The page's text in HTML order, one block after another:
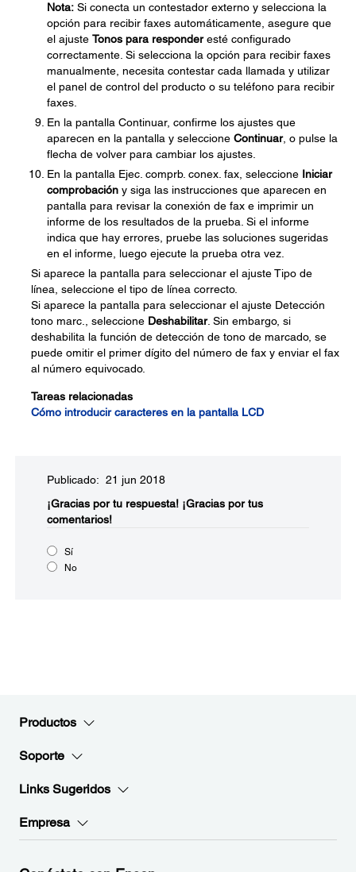
Nota: Si conecta un contestador externo y selecciona la
opción para recibir faxes automáticamente, asegure que
el ajuste Tonos para responderesté configurado
correctamente. Si selecciona la opción para recibir faxes
manualmente, necesita contestar cada llamada y utilizar
el panel de control del producto o su teléfono para recibir
faxes.
En la pantalla Continuar, confirme los ajustes que
aparecen en la pantalla y seleccione Continuar, o pulse la
flecha de volver para cambiar los ajustes.
En la pantalla Ejec. comprb. conex. fax, seleccione Iniciar
comprobación y siga las instrucciones que aparecen en
pantalla para revisar la conexión de fax e imprimir un
informe de los resultados de la prueba. Si el informe
indica que hay errores, pruebe las soluciones sugeridas
en el informe, luego ejecute la prueba otra vez.
Si aparece la pantalla para seleccionar el ajuste Tipo de
línea, seleccione el tipo de línea correcto.
Si aparece la pantalla para seleccionar el ajuste Detección
tono marc., seleccione Deshabilitar. Sin embargo, si
deshabilita la función de detección de tono de marcado, se
puede omitir el primer dígito del número de fax y enviar el fax
al número equivocado.
Tareas relacionadas
Cómo introducir caracteres en la pantalla LCD
Publicado: 21 jun 2018
¡Gracias por tu respuesta! ¡Gracias por tus
comentarios!
Sí
No
Productos
Soporte
Links Sugeridos
Empresa